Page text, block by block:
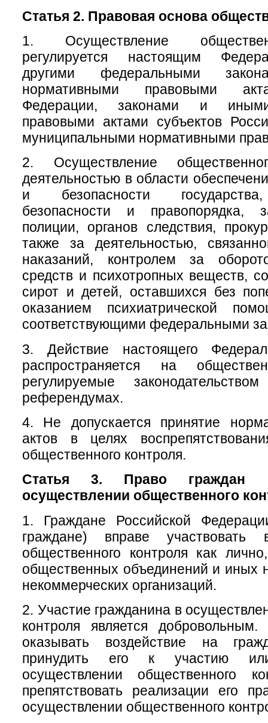
Статья 2. Правовая основа
1. Осуществление
регулируется настоящим
другими федеральными
нормативными правовыми
Федерации, законами и
правовыми актами субъектов
муниципальными нормативными
2. Осуществление
деятельностью в области
и безопасности
безопасности и правопорядка,
полиции, органов следствия,
также за деятельностью,
наказаний, контролем за
средств и психотропных веществ,
сирот и детей, оставшихся без
оказанием психиатрической
соответствующими федеральными
3. Действие настоящего
распространяется на
регулируемые
референдумах.
4. Не допускается принятие
актов в целях
общественного контроля.
Статья 3. Право граждан
осуществлении общественного
1. Граждане Российской
граждане) вправе участвовать
общественного контроля как
общественных объединений и иных
некоммерческих организаций.
2. Участие гражданина в
контроля является
оказывать воздействие на
принудить его к участию
осуществлении общественного
препятствовать реализации его
осуществлении общественного